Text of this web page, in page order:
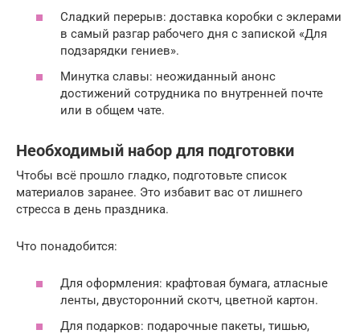
Сладкий перерыв: доставка коробки с эклерами
в самый разгар рабочего дня с запиской «Для
подзарядки гениев».
Минутка славы: неожиданный анонс
достижений сотрудника по внутренней почте
или в общем чате.
Необходимый набор для подготовки
Чтобы всё прошло гладко, подготовьте список
материалов заранее. Это избавит вас от лишнего
стресса в день праздника.
Что понадобится:
Для оформления: крафтовая бумага, атласные
ленты, двусторонний скотч, цветной картон.
Для подарков: подарочные пакеты, тишью,